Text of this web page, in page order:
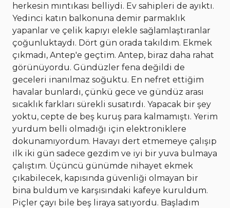
herkesin mıntıkası belliydi. Ev sahipleri de ayıktı.
Yedinci katın balkonuna demir parmaklık
yapanlar ve çelik kapıyı elekle sağlamlaştıranlar
çoğunluktaydı. Dört gün orada takıldım. Ekmek
çıkmadı, Antep'e geçtim. Antep, biraz daha rahat
görünüyordu. Gündüzler fena değildi de
geceleri inanılmaz soğuktu. En nefret ettiğim
havalar bunlardı, çünkü gece ve gündüz arası
sıcaklık farkları sürekli susatırdı. Yapacak bir şey
yoktu, cepte de beş kuruş para kalmamıştı. Yerim
yurdum belli olmadığı için elektroniklere
dokunamıyordum. Havayı dert etmemeye çalışıp
ilk iki gün sadece gezdim ve iyi bir yuva bulmaya
çalıştım. Üçüncü günümde nihayet ekmek
çıkabilecek, kapısında güvenliği olmayan bir
bina buldum ve karşısındaki kafeye kuruldum.
Piçler çayı bile beş liraya satıyordu. Başladım